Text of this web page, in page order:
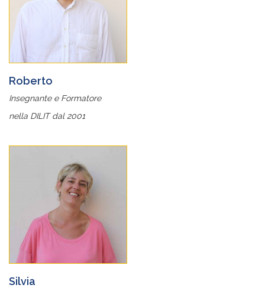
Roberto
Insegnante e Formatore
nella DILIT dal 2001
Silvia